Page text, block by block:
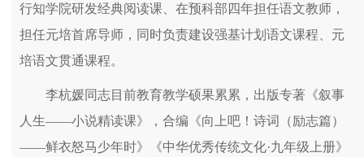
行知学院研发经典阅读课、在预科部四年担任语文教师，
担任元培首席导师，同时负责建设强基计划语文课程、元
培语文贯通课程。
李杭媛同志目前教育教学硕果累累，出版专著《叙事
人生——小说精读课》，合编《向上吧！诗词（励志篇）
——鲜衣怒马少年时》《中华优秀传统文化·九年级上册》